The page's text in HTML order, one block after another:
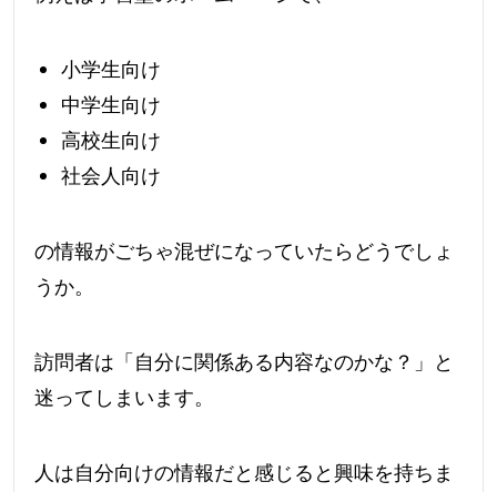
小学生向け
中学生向け
高校生向け
社会人向け
の情報がごちゃ混ぜになっていたらどうでしょ
うか。
訪問者は「自分に関係ある内容なのかな？」と
迷ってしまいます。
人は自分向けの情報だと感じると興味を持ちま